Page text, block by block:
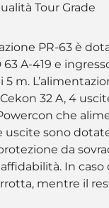
Tour Grade
PR-63 è
A-419 e
5 m.
32 A, 4
che
uscite sono
da
In
mentre il